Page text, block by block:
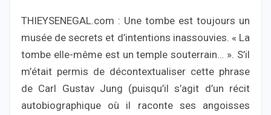
THIEYSENEGAL.com : Une tombe est toujours un
musée de secrets et d’intentions inassouvies. « La
tombe elle-même est un temple souterrain… ». S’il
m’était permis de décontextualiser cette phrase
de Carl Gustav Jung (puisqu’il s’agit d’un récit
autobiographique où il raconte ses angoisses